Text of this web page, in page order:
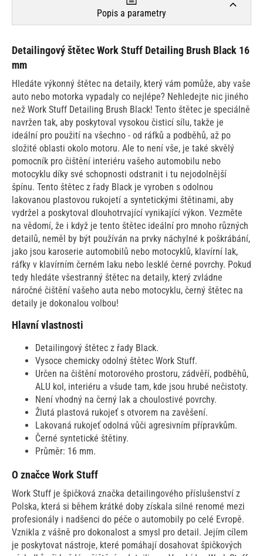
Popis a parametry
Detailingový štětec Work Stuff Detailing Brush Black 16
mm
Hledáte výkonný štětec na detaily, který vám pomůže, aby vaše
auto nebo motorka vypadaly co nejlépe? Nehledejte nic jiného
než Work Stuff Detailing Brush Black! Tento štětec je speciálně
navržen tak, aby poskytoval vysokou čisticí sílu, takže je
ideální pro použití na všechno - od ráfků a podběhů, až po
složité oblasti okolo motoru. Ale to není vše, je také skvělý
pomocník pro čištění interiéru vašeho automobilu nebo
motocyklu díky své schopnosti odstranit i tu nejodolnější
špínu. Tento štětec z řady Black je vyroben s odolnou
lakovanou plastovou rukojetí a syntetickými štětinami, aby
vydržel a poskytoval dlouhotrvající vynikající výkon. Vezměte
na vědomí, že i když je tento štětec ideální pro mnoho různých
detailů, neměl by být používán na prvky náchylné k poškrábání,
jako jsou karoserie automobilů nebo motocyklů, klavírní lak,
ráfky v klavírním černém laku nebo lesklé černé povrchy. Pokud
tedy hledáte všestranný štětec na detaily, který zvládne
náročné čištění vašeho auta nebo motocyklu, černý štětec na
detaily je dokonalou volbou!
Hlavní vlastnosti
Detailingový štětec z řady Black.
Vysoce chemicky odolný štětec Work Stuff.
Určen na čištění motorového prostoru, zádvěří, podběhů,
ALU kol, interiéru a všude tam, kde jsou hrubé nečistoty.
Není vhodný na černý lak a choulostivé povrchy.
Žlutá plastová rukojeť s otvorem na zavěšení.
Lakovaná rukojeť odolná vůči agresivním přípravkům.
Černé syntetické štětiny.
Průměr: 16 mm.
O značce Work Stuff
Work Stuff je špičková značka detailingového příslušenství z
Polska, která si během krátké doby získala silné renomé mezi
profesionály i nadšenci do péče o automobily po celé Evropě.
Vznikla z vášně pro dokonalost a smysl pro detail. Jejím cílem
je poskytovat nástroje, které pomáhají dosahovat špičkových